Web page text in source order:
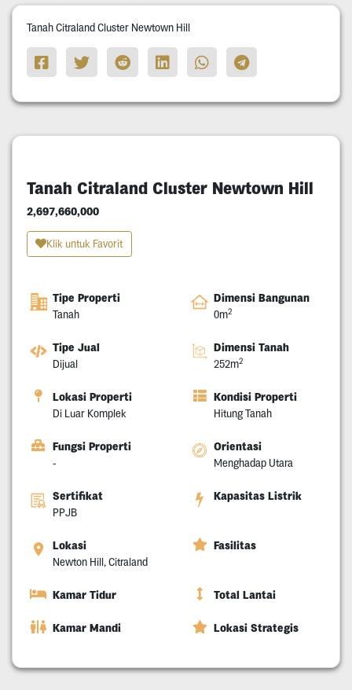
Tanah Citraland Cluster Newtown Hill
Tanah Citraland Cluster Newtown Hill
2,697,660,000
Klik untuk Favorit
Tipe Properti
Tanah
Dimensi Bangunan
0m2
Tipe Jual
Dijual
Dimensi Tanah
252m2
Lokasi Properti
Di Luar Komplek
Kondisi Properti
Hitung Tanah
Fungsi Properti
-
Orientasi
Menghadap Utara
Sertifikat
PPJB
Kapasitas Listrik
Lokasi
Newton Hill, Citraland
Fasilitas
Kamar Tidur Total Lantai
Kamar Mandi Lokasi Strategis